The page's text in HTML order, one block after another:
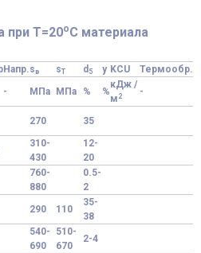
при Т=20oС материала
Напр.sв sT d 5 y KCU
Термообр.
- МПа МПа % %
кДж /
м 2
-
270
35
310-
430
12-
20
760-
880
0.5-
2
290 110
35-
38
540-
690
510-
670
2-4